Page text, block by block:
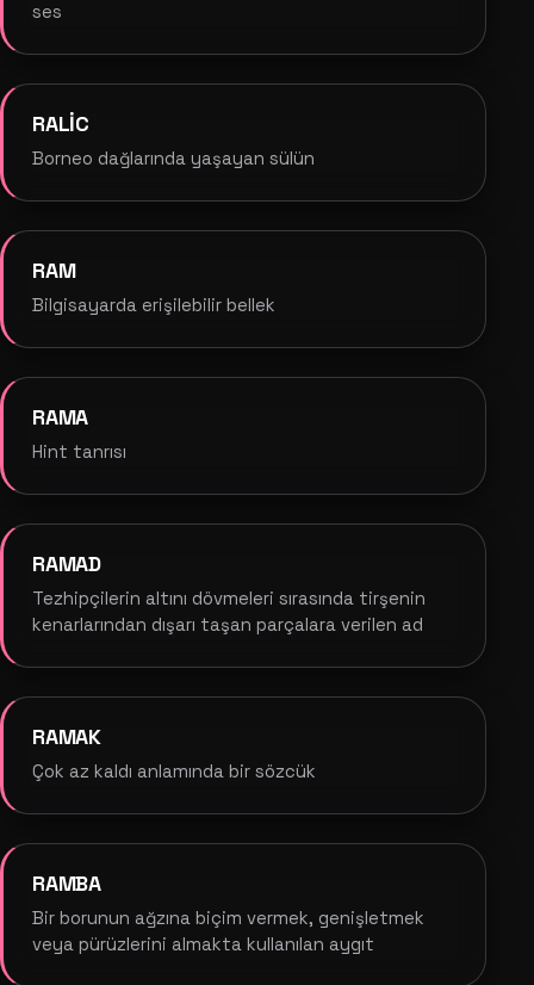
ses
RALİC
Borneo dağlarında yaşayan sülün
RAM
Bilgisayarda erişilebilir bellek
RAMA
Hint tanrısı
RAMAD
Tezhipçilerin altını dövmeleri sırasında tirşenin
kenarlarından dışarı taşan parçalara verilen ad
RAMAK
Çok az kaldı anlamında bir sözcük
RAMBA
Bir borunun ağzına biçim vermek, genişletmek
veya pürüzlerini almakta kullanılan aygıt